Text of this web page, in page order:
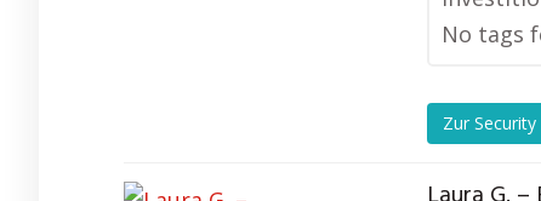
No tags
Zur